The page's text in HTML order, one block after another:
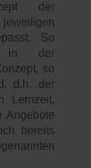
der
So
in der
so
d.h. der
Lernzeit,
Angebote
bereits